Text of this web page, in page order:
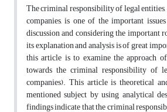
The criminal responsibility of legal
companies, is one of the important
discussion and considering the important
its explanation and analysis is of great
this article is to examine the approach
towards the criminal responsibility of
companies). This article is theoretical
mentioned subject by using analytical
findings indicate that the criminal